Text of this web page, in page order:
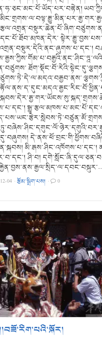
མི་རྒས་ཤིང་འཁོགས་པ་དང་།
ཤི་བ།
04 ·རྩོམ་སྒྲིག་པས། · 0